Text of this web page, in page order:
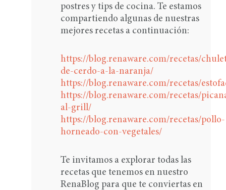
postres y tips de cocina. Te estamos
compartiendo algunas de nuestras
mejores recetas a continuación:
https://blog.renaware.com/recetas/
de-cerdo-a-la-naranja/
https://blog.renaware.com/recetas/
https://blog.renaware.com/recetas/
al-grill/
https://blog.renaware.com/recetas/pollo-
horneado-con-vegetales/
Te invitamos a explorar todas las
recetas que tenemos en nuestro
RenaBlog para que te conviertas en